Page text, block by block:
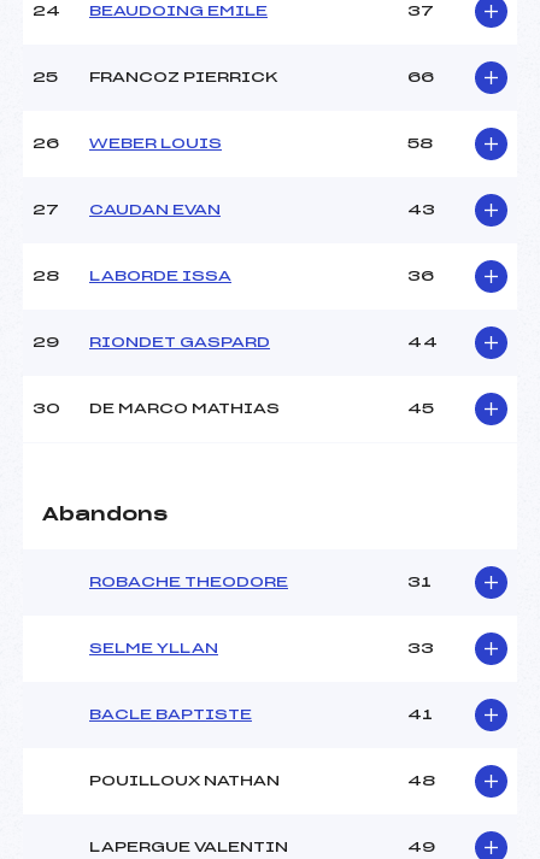
24 BEAUDOING EMILE 37
25 FRANCOZ PIERRICK 66
26 WEBER LOUIS 58
27 CAUDAN EVAN 43
28 LABORDE ISSA 36
29 RIONDET GASPARD 44
30 DE MARCO MATHIAS 45
Abandons
ROBACHE THEODORE 31
SELME YLLAN 33
BACLE BAPTISTE 41
POUILLOUX NATHAN 48
LAPERGUE VALENTIN 49